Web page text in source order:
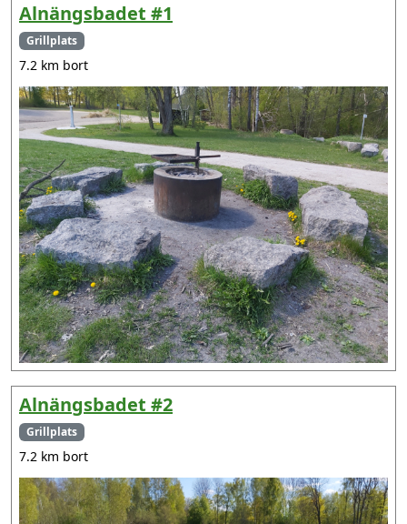
Alnängsbadet #1
Grillplats
7.2 km bort
Alnängsbadet #2
Grillplats
7.2 km bort